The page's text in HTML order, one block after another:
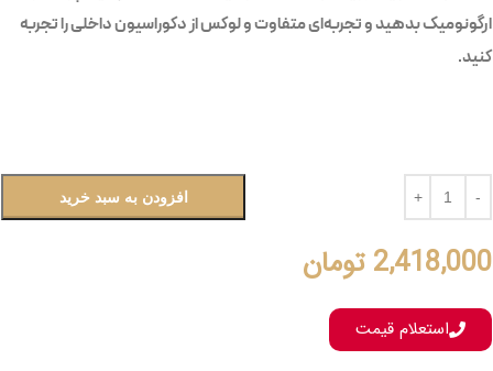
ارگونومیک بدهید و تجربه‌ای متفاوت و لوکس از دکوراسیون داخلی را تجربه
کنید.
افزودن به سبد خرید
2,418,000 تومان
استعلام قیمت